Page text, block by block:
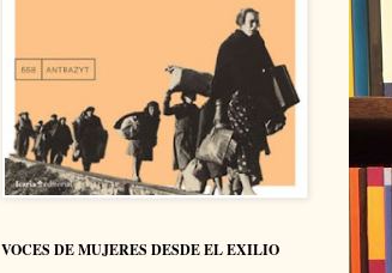
VOCES DE MUJERES DESDE EL EXILIO